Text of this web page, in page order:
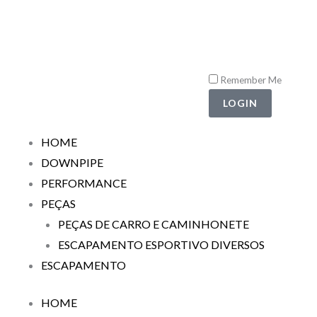
Remember Me
LOGIN
HOME
DOWNPIPE
PERFORMANCE
PEÇAS
PEÇAS DE CARRO E CAMINHONETE
ESCAPAMENTO ESPORTIVO DIVERSOS
ESCAPAMENTO
HOME